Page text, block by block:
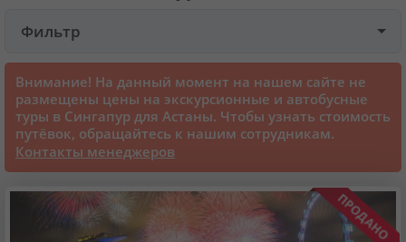
Круизы
Статьи
70205 отзывов наших туристов
Сертификаты
Фильтр
Внимание! На данный момент на нашем сайте не
размещены цены на экскурсионные и автобусные
туры в Сингапур для Астаны. Чтобы узнать стоимость
путёвок, обращайтесь к нашим сотрудникам.
Контакты менеджеров